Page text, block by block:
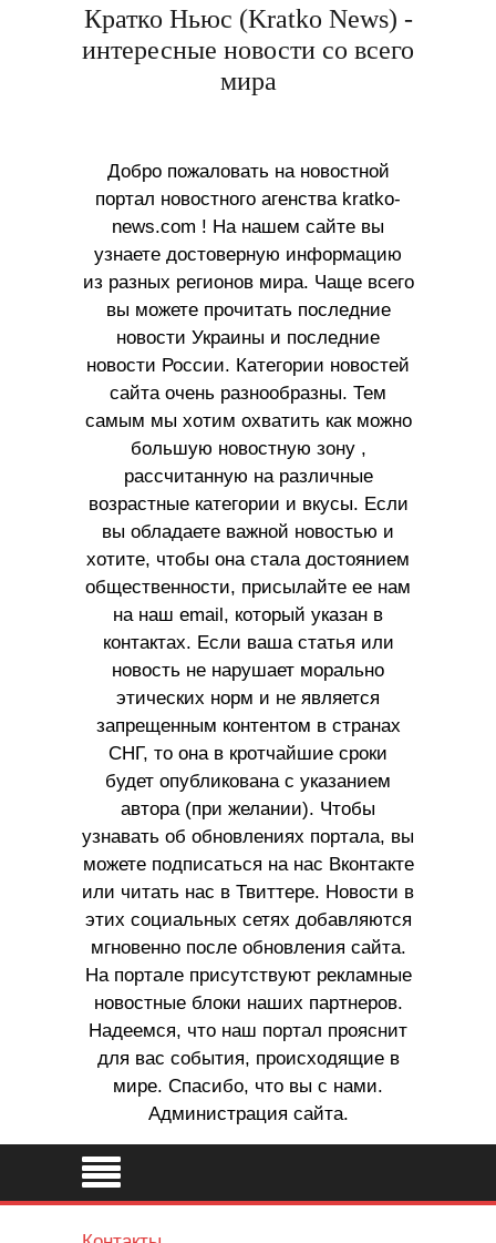
Кратко Ньюс (Kratko News) -
интересные новости со всего
мира
Добро пожаловать на новостной
портал новостного агенства kratko-
news.com ! На нашем сайте вы
узнаете достоверную информацию
из разных регионов мира. Чаще всего
вы можете прочитать последние
новости Украины и последние
новости России. Категории новостей
сайта очень разнообразны. Тем
самым мы хотим охватить как можно
большую новостную зону ,
рассчитанную на различные
возрастные категории и вкусы. Если
вы обладаете важной новостью и
хотите, чтобы она стала достоянием
общественности, присылайте ее нам
на наш email, который указан в
контактах. Если ваша статья или
новость не нарушает морально
этических норм и не является
запрещенным контентом в странах
СНГ, то она в кротчайшие сроки
будет опубликована с указанием
автора (при желании). Чтобы
узнавать об обновлениях портала, вы
можете подписаться на нас Вконтакте
или читать нас в Твиттере. Новости в
этих социальных сетях добавляются
мгновенно после обновления сайта.
На портале присутствуют рекламные
новостные блоки наших партнеров.
Надеемся, что наш портал прояснит
для вас события, происходящие в
мире. Спасибо, что вы с нами.
Администрация сайта.